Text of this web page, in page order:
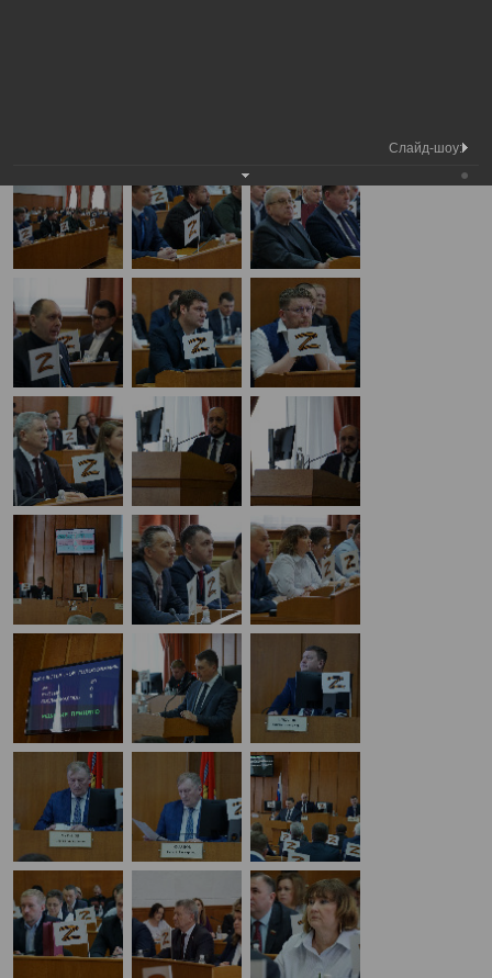
Слайд-шоу: